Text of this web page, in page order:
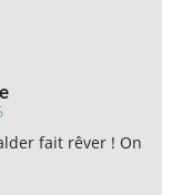
fait rêver ! On